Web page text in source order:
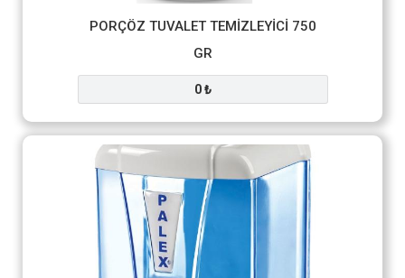
PORÇÖZ TUVALET TEMİZLEYİCİ 750
GR
0 ₺